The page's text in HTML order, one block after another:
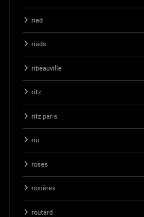
riad
riads
ribeauville
ritz
ritz paris
riu
roses
rosières
routard